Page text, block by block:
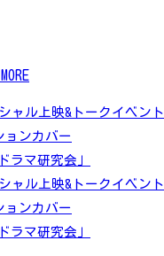
ャル上映&トークイベント
ョンカバー
ラマ研究会」
ャル上映&トークイベント
ョンカバー
ラマ研究会」